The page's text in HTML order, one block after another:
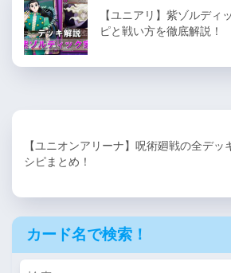
【ユニアリ】紫ゾルディ
ピと戦い方を徹底解説！
【ユニオンアリーナ】呪術廻戦の全デッ
シピまとめ！
カード名で検索！